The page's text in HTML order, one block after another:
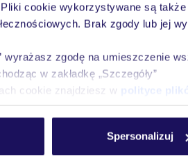
cookie wykorzystywane są
Brak zgody lub jej
wyrażasz zgodę na umieszczenie
w zakładkę „Szczegóły”
cookie znajdziesz w polityce
Spersonalizuj